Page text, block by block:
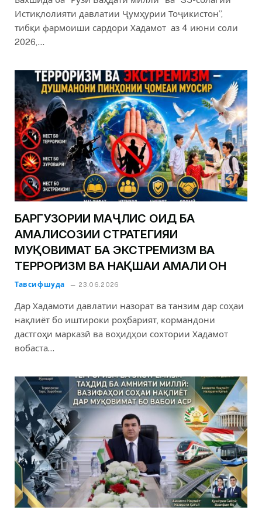
Истиқлолияти давлатии Ҷумҳурии Тоҷикистон”,
тибқи фармоиши сардори Хадамот аз 4 июни соли
2026,…
БАРГУЗОРИИ МАҶЛИС ОИД БА
АМАЛИСОЗИИ СТРАТЕГИЯИ
МУҚОВИМАТ БА ЭКСТРЕМИЗМ ВА
ТЕРРОРИЗМ ВА НАҚШАИ АМАЛИ ОН
Тавсифшуда 23.06.2026
Дар Хадамоти давлатии назорат ва танзим дар соҳаи
нақлиёт бо иштироки роҳбарият, кормандони
дастгоҳи марказӣ ва воҳидҳои сохтории Хадамот
вобаста…